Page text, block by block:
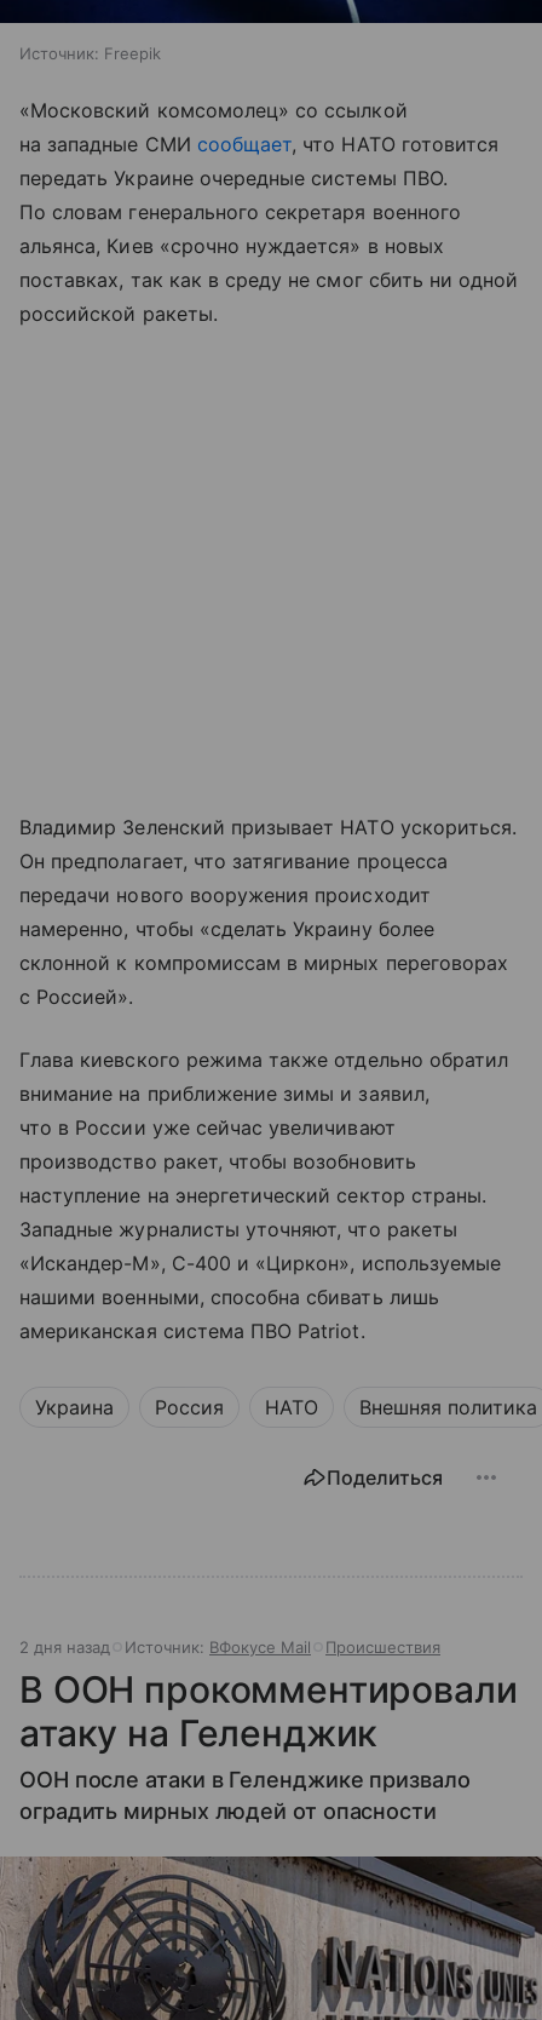
Источник: Freepik
«Московский комсомолец» со ссылкой
на западные СМИ сообщает, что НАТО готовится
передать Украине очередные системы ПВО.
По словам генерального секретаря военного
альянса, Киев «срочно нуждается» в новых
поставках, так как в среду не смог сбить ни одной
российской ракеты.
Владимир Зеленский призывает НАТО ускориться.
Он предполагает, что затягивание процесса
передачи нового вооружения происходит
намеренно, чтобы «сделать Украину более
склонной к компромиссам в мирных переговорах
с Россией».
Глава киевского режима также отдельно обратил
внимание на приближение зимы и заявил,
что в России уже сейчас увеличивают
производство ракет, чтобы возобновить
наступление на энергетический сектор страны.
Западные журналисты уточняют, что ракеты
«Искандер-М», С-400 и «Циркон», используемые
нашими военными, способна сбивать лишь
американская система ПВО Patriot.
Украина Россия НАТО Внешняя политика
Поделиться
2 дня назад Источник: ВФокусе Mail Происшествия
В ООН прокомментировали
атаку на Геленджик
ООН после атаки в Геленджике призвало
оградить мирных людей от опасности